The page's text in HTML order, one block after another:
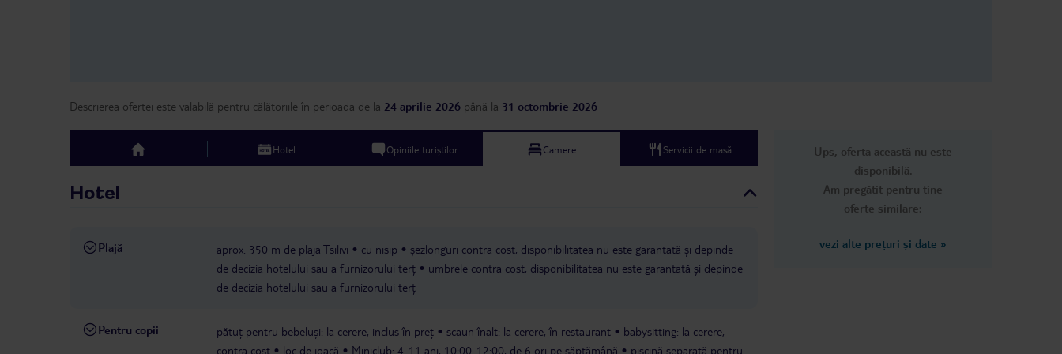
Descrierea ofertei este valabilă pentru călătoriile în perioada de la 24 aprilie 2026 până la 31 octombrie 2026
top Hotel Opiniile turiștilor Camere Servicii de masă
Hotel
Plajă aprox. 350 m de plaja Tsilivi cu nisip
șezlonguri contra cost, disponibilitatea nu este garantată și depinde
de decizia hotelului sau a furnizorului terț
umbrele contra cost, disponibilitatea nu este garantată și depinde
de decizia hotelului sau a furnizorului terț
Pentru copii pătuț pentru bebeluși: la cerere, inclus în preț scaun înalt: la cerere, în restaurant
babysitting: la cerere,
contra cost
loc de joacă Miniclub: 4-11 ani, 10:00-12:00, de 6 ori pe săptămână
piscină separată pentru
Ups, oferta această nu este
disponibilă.
Am pregătit pentru tine
oferte similare:
vezi alte prețuri și date »